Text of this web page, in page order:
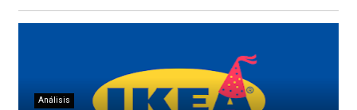
Análisis